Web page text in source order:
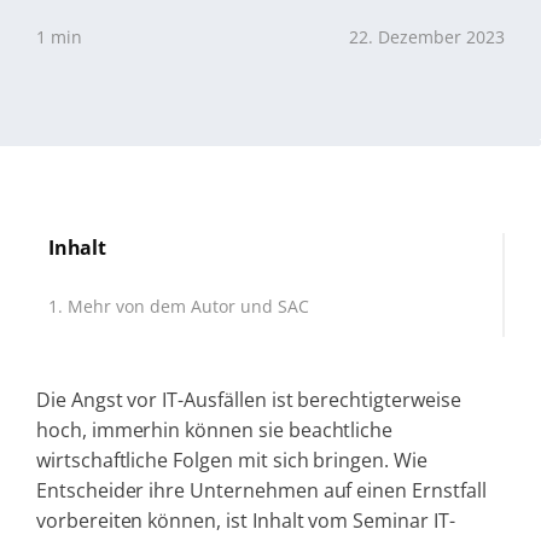
1 min 22. Dezember 2023
Inhalt
Mehr von dem Autor und SAC
Die Angst vor IT-Ausfällen ist berechtigterweise
hoch, immerhin können sie beachtliche
wirtschaftliche Folgen mit sich bringen. Wie
Entscheider ihre Unternehmen auf einen Ernstfall
vorbereiten können, ist Inhalt vom Seminar IT-